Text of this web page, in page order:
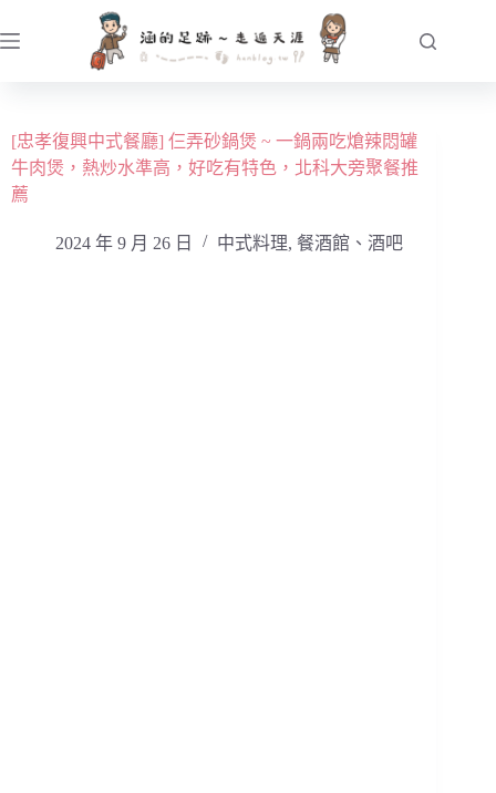
至
容[忠孝復興中式餐廳] 仨弄砂鍋煲 ~ 一鍋兩吃熗辣悶罐
牛肉煲，熱炒水準高，好吃有特色，北科大旁聚餐推
薦
2024 年 9 月 26 日 中式料理, 餐酒館、酒吧